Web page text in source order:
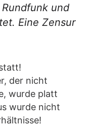
und
Eine Zensur
der nicht
wurde platt
wurde nicht